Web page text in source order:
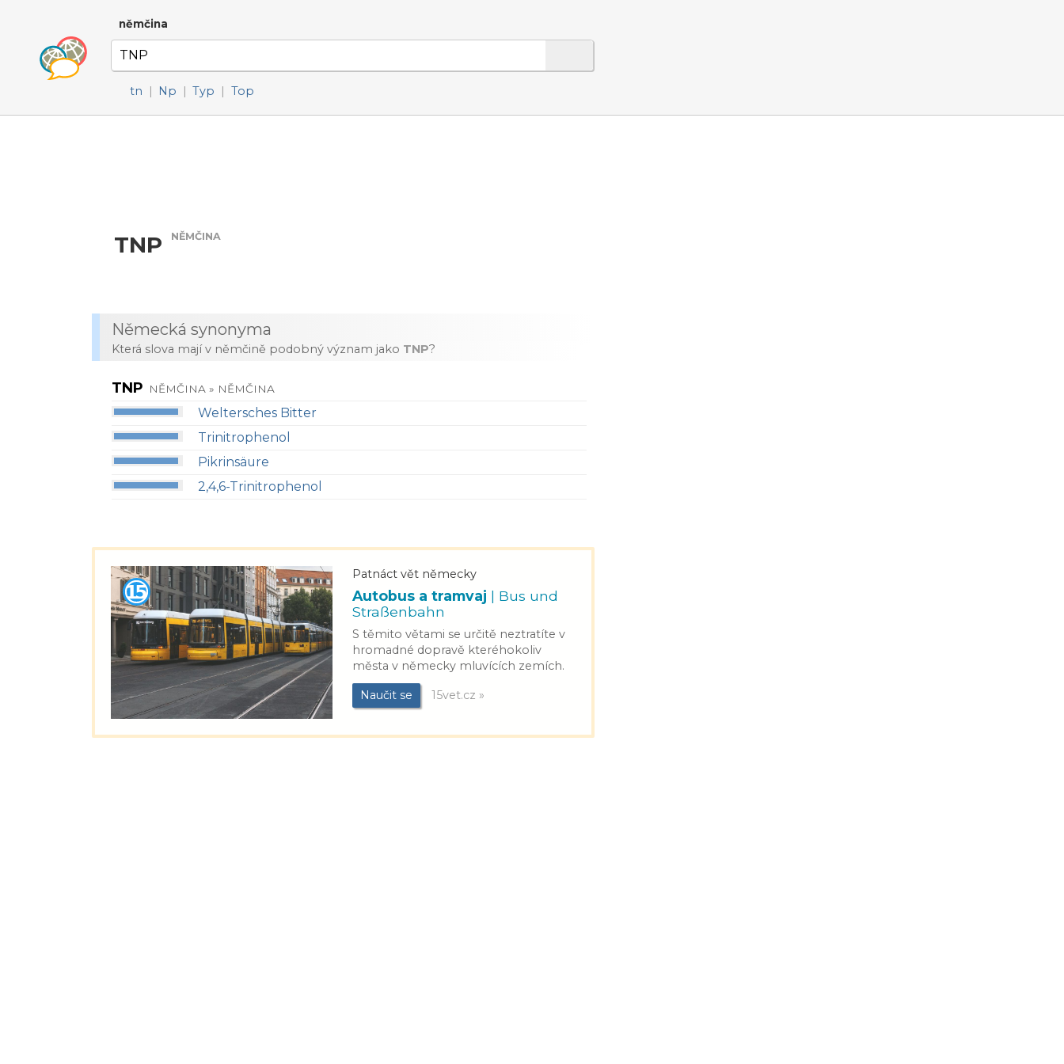
němčina
tn | Np | Typ | Top
TNP NĚMČINA
Německá synonyma
Která slova mají v němčině podobný význam jako TNP?
TNP NĚMČINA » NĚMČINA
Weltersches Bitter
Trinitrophenol
Pikrinsäure
2,4,6-Trinitrophenol
Patnáct vět německy
Autobus a tramvaj | Bus und
Straßenbahn
S těmito větami se určitě neztratíte v
hromadné dopravě kteréhokoliv
města v německy mluvících zemích.
Naučit se 15vet.cz »